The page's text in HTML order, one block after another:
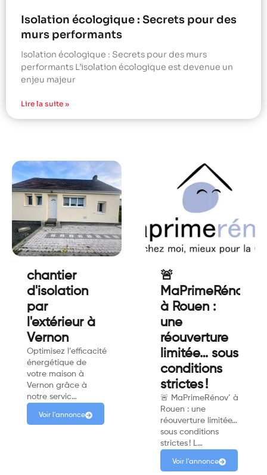
Isolation écologique : Secrets pour des
murs performants
Isolation écologique : Secrets pour des murs
performants L’isolation écologique est devenue un
enjeu majeur
Lire la suite »
chantier
d'isolation
par
l'extérieur à
Vernon
Optimisez l’efficacité
énergétique de
votre maison à
Vernon grâce à
notre servic…
Voir l'annonce
🚨
MaPrimeRénov'
à Rouen :
une
réouverture
limitée… sous
conditions
strictes !
🚨 MaPrimeRénov’ à
Rouen : une
réouverture limitée…
sous conditions
strictes ! L…
Voir l'annonce